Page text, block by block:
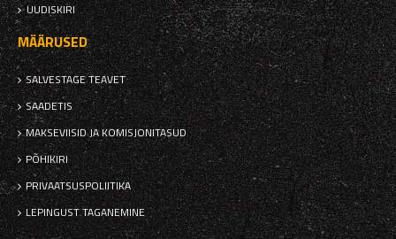
UUDISKIRI
MÄÄRUSED
SALVESTAGE TEAVET
SAADETIS
MAKSEVIISID JA KOMISJONITASUD
PÕHIKIRI
PRIVAATSUSPOLIITIKA
LEPINGUST TAGANEMINE